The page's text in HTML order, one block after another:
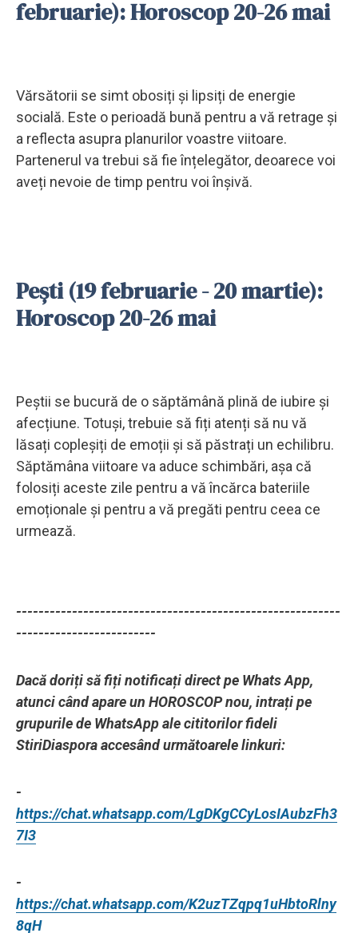
februarie): Horoscop 20-26 mai
Vărsătorii se simt obosiți și lipsiți de energie
socială. Este o perioadă bună pentru a vă retrage și
a reflecta asupra planurilor voastre viitoare.
Partenerul va trebui să fie înțelegător, deoarece voi
aveți nevoie de timp pentru voi înșivă.
Pești (19 februarie - 20 martie):
Horoscop 20-26 mai
Peștii se bucură de o săptămână plină de iubire și
afecțiune. Totuși, trebuie să fiți atenți să nu vă
lăsați copleșiți de emoții și să păstrați un echilibru.
Săptămâna viitoare va aduce schimbări, așa că
folosiți aceste zile pentru a vă încărca bateriile
emoționale și pentru a vă pregăti pentru ceea ce
urmează.
----------------------------------------------------------
-------------------------
Dacă doriți să fiți notificați direct pe Whats App,
atunci când apare un HOROSCOP nou, intrați pe
grupurile de WhatsApp ale cititorilor fideli
StiriDiaspora accesând următoarele linkuri:
-
https://chat.whatsapp.com/LgDKgCCyLosIAubzFh3
7I3
-
https://chat.whatsapp.com/K2uzTZqpq1uHbtoRlny
8qH